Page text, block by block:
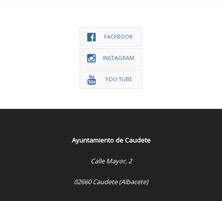
FACEBOOK
INSTAGRAM
YOU TUBE
Ayuntamiento de Caudete
Calle Mayor, 2
02660 Caudete (Albacete)